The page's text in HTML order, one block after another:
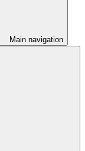
Main navigation